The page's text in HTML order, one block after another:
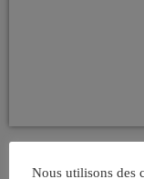
Nous utilisons des